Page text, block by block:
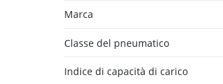
Marca
Classe del pneumatico
Indice di capacità di carico